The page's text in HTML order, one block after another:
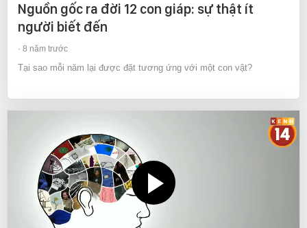
Nguồn gốc ra đời 12 con giáp: sự thật ít
người biết đến
8 năm trước
Tại sao mỗi năm lại được đặt tương ứng với một con vật?